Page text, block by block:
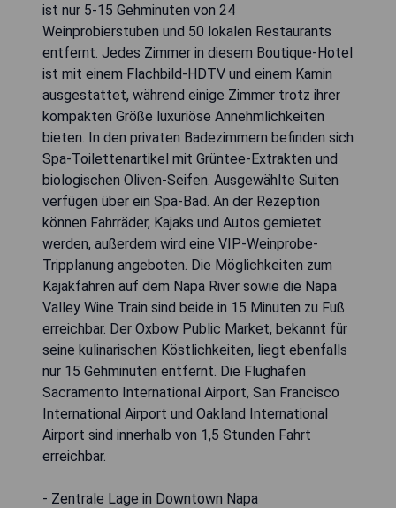
ist nur 5-15 Gehminuten von 24
Weinprobierstuben und 50 lokalen Restaurants
entfernt. Jedes Zimmer in diesem Boutique-Hotel
ist mit einem Flachbild-HDTV und einem Kamin
ausgestattet, während einige Zimmer trotz ihrer
kompakten Größe luxuriöse Annehmlichkeiten
bieten. In den privaten Badezimmern befinden sich
Spa-Toilettenartikel mit Grüntee-Extrakten und
biologischen Oliven-Seifen. Ausgewählte Suiten
verfügen über ein Spa-Bad. An der Rezeption
können Fahrräder, Kajaks und Autos gemietet
werden, außerdem wird eine VIP-Weinprobe-
Tripplanung angeboten. Die Möglichkeiten zum
Kajakfahren auf dem Napa River sowie die Napa
Valley Wine Train sind beide in 15 Minuten zu Fuß
erreichbar. Der Oxbow Public Market, bekannt für
seine kulinarischen Köstlichkeiten, liegt ebenfalls
nur 15 Gehminuten entfernt. Die Flughäfen
Sacramento International Airport, San Francisco
International Airport und Oakland International
Airport sind innerhalb von 1,5 Stunden Fahrt
erreichbar.
- Zentrale Lage in Downtown Napa